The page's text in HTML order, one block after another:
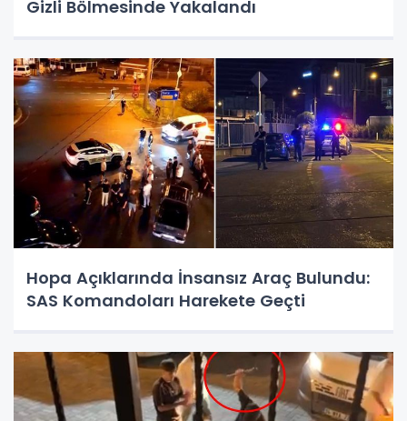
Gizli Bölmesinde Yakalandı
Hopa Açıklarında İnsansız Araç Bulundu:
SAS Komandoları Harekete Geçti